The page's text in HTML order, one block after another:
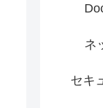
ネ
セキ